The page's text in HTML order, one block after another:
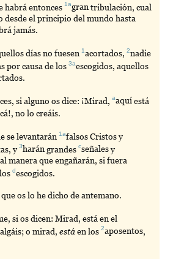
habrá entonces1agrantribulación, cual
desde el principio del mundo hasta
jamás.
días no fuesen1acortados,2nadie
por causa de los3aescogidos, aquellos
, si alguno os dice: ¡Mirad,aaquíestá
no lo creáis.
se levantarán1afalsosCristos y
y3harángrandescseñalesy
manera que engañarán, si fuera
descogidos.
que os lo he dicho de antemano.
si os dicen: Mirad, está en el
o mirad,estáen los2aposentos